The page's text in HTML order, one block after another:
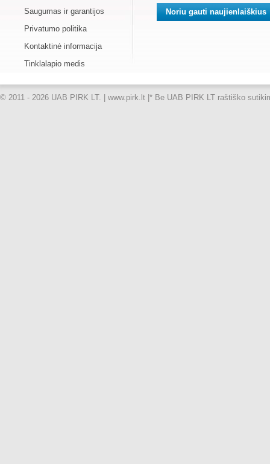
Saugumas ir garantijos
Privatumo politika
Kontaktinė informacija
Tinklalapio medis
© 2011 - 2026 UAB PIRK LT. | www.pirk.lt | * Be UAB PIRK LT raštiško